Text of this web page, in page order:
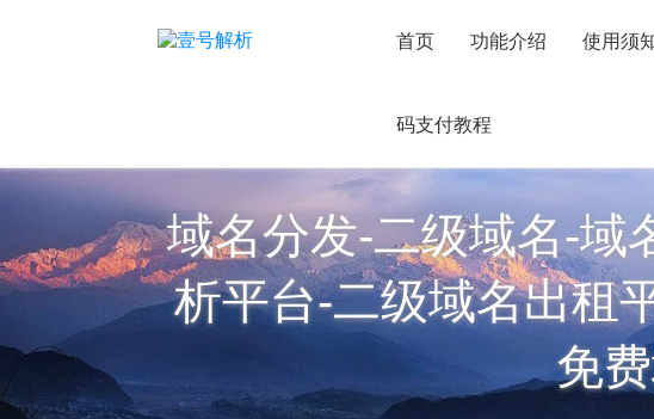
首页 功能介绍 使用须
码支付教程
域名分发-二级域名-域
析平台-二级域名出租
免